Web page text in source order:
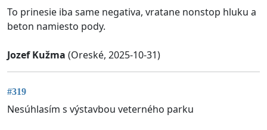
To prinesie iba same negativa, vratane nonstop hluku a
beton namiesto pody.
Jozef Kužma (Oreské, 2025-10-31)
#319
Nesúhlasím s výstavbou veterného parku